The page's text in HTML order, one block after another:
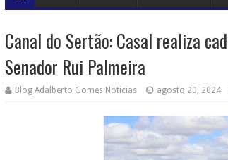
Canal do Sertão: Casal realiza
Senador Rui Palmeira
Blog Adalberto Gomes Noticias agosto 20, 2024